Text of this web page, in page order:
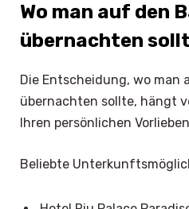
Wo man auf den
übernachten
Die Entscheidung, wo man
übernachten sollte, hängt
Ihren persönlichen
Beliebte